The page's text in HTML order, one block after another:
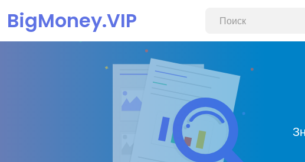
BigMoney.VIP